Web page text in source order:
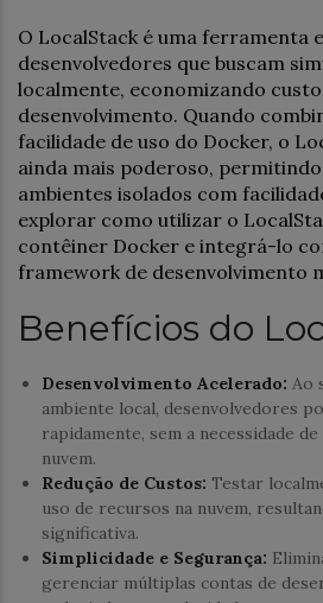
O LocalStack é uma ferramenta
desenvolvedores que buscam
localmente, economizando
desenvolvimento. Quando
facilidade de uso do Docker, o
ainda mais poderoso,
ambientes isolados com
explorar como utilizar o
contêiner Docker e integrá-lo
framework de desenvolvimento
Benefícios do
Desenvolvimento Acelerado: Ao
ambiente local, desenvolvedores
rapidamente, sem a necessidade
nuvem.
Redução de Custos: Testar
uso de recursos na nuvem,
significativa.
Simplicidade e Segurança:
gerenciar múltiplas contas de